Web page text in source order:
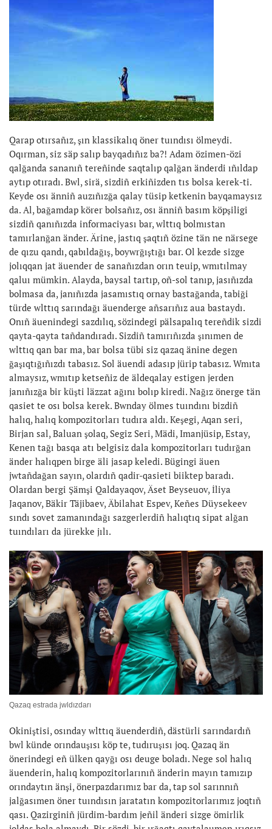
Qarap otırsañız, şın klassikalıq öner tuındısı ölmeydi.
Oqırman, siz säp salıp bayqadıñız ba?! Adam özimen-özi
qalğanda sananıñ tereñinde saqtalıp qalğan änderdi ıñıldap
aytıp otıradı. Bwl, sirä, sizdiñ erkiñizden tıs bolsa kerek-ti.
Keyde osı änniñ auzıñızğa qalay tüsip ketkenin bayqamaysız
da. Al, bağamdap körer bolsañız, osı änniñ basım köpşiligi
sizdiñ qanıñızda informaciyası bar, wlttıq bolmıstan
tamırlanğan änder. Ärine, jastıq şaqtıñ özine tän ne närsege
de qızu qandı, qabıldağış, boywrğıştığı bar. Ol kezde sizge
jolıqqan jat äuender de sanañızdan orın teuip, wmıtılmay
qaluı mümkin. Alayda, baysal tartıp, oñ-sol tanıp, jasıñızda
bolmasa da, janıñızda jasamıstıq ornay bastağanda, tabiği
türde wlttıq sarındağı äuenderge añsarıñız aua bastaydı.
Onıñ äuenindegi sazdılıq, sözindegi pälsapalıq tereñdik sizdi
qayta-qayta tañdandıradı. Sizdiñ tamırıñızda şınımen de
wlttıq qan bar ma, bar bolsa tübi siz qazaq änine degen
ğaşıqtığıñızdı tabasız. Sol äuendi adasıp jürip tabasız. Wmıta
almaysız, wmıtıp ketseñiz de äldeqalay estigen jerden
janıñızğa bir küşti läzzat ağını bolıp kiredi. Nağız önerge tän
qasiet te osı bolsa kerek. Bwnday ölmes tuındını bizdiñ
halıq, halıq kompozitorları tudıra aldı. Keşegi, Aqan seri,
Birjan sal, Baluan şolaq, Segiz Seri, Mädi, Imanjüsip, Estay,
Kenen tağı basqa atı belgisiz dala kompozitorları tudırğan
änder halıqpen birge äli jasap keledi. Bügingi äuen
jwtañdağan sayın, olardıñ qadir-qasieti biiktep baradı.
Olardan bergi Şämşi Qaldayaqov, Äset Beyseuov, İliya
Jaqanov, Bäkir Täjibaev, Äbilahat Espev, Keñes Düysekeev
sındı sovet zamanındağı sazgerlerdiñ halıqtıq sipat alğan
tuındıları da jürekke jılı.
Qazaq estrada jwldızdarı
Okiniştisi, osınday wlttıq äuenderdiñ, dästürli sarındardıñ
bwl künde orındauşısı köp te, tudıruşısı joq. Qazaq än
önerindegi eñ ülken qayğı osı deuge boladı. Nege sol halıq
äuenderin, halıq kompozitorlarınıñ änderin mayın tamızıp
orındaytın änşi, önerpazdarımız bar da, tap sol sarınnıñ
jalğasımen öner tuındısın jaratatın kompozitorlarımız joqtıñ
qası. Qazirginiñ jürdim-bardım jeñil änderi sizge ömirlik